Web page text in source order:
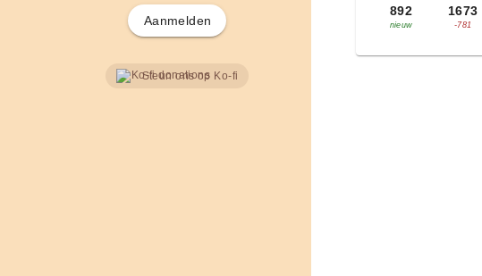
Aanmelden
Steun ons op Ko-fi
892
nieuw
1673
-781